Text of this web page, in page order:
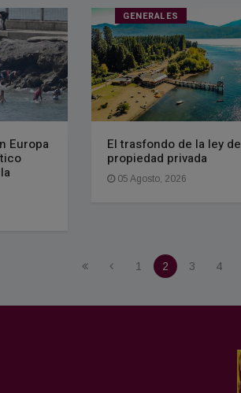
Europa
GENERALES
El trasfondo de la ley de
propiedad privada
05 Agosto, 2026
1 2 3 4